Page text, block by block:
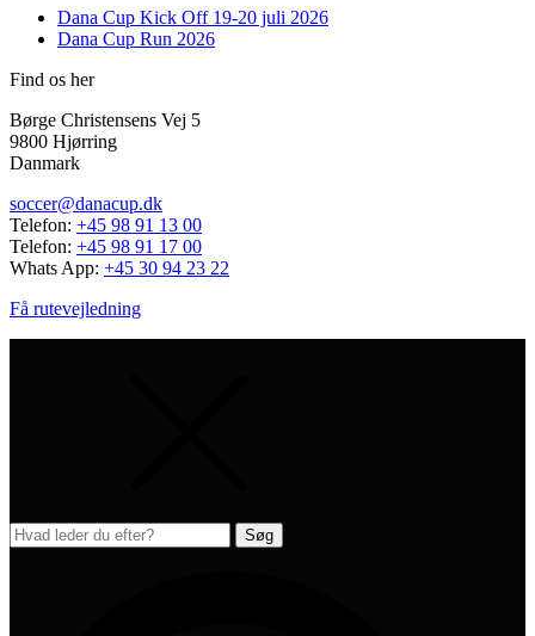
Dana Cup Kick Off 19-20 juli 2026
Dana Cup Run 2026
Find os her
Børge Christensens Vej 5
9800 Hjørring
Danmark
soccer@danacup.dk
Telefon: +45 98 91 13 00
Telefon: +45 98 91 17 00
Whats App: +45 30 94 23 22
Få rutevejledning